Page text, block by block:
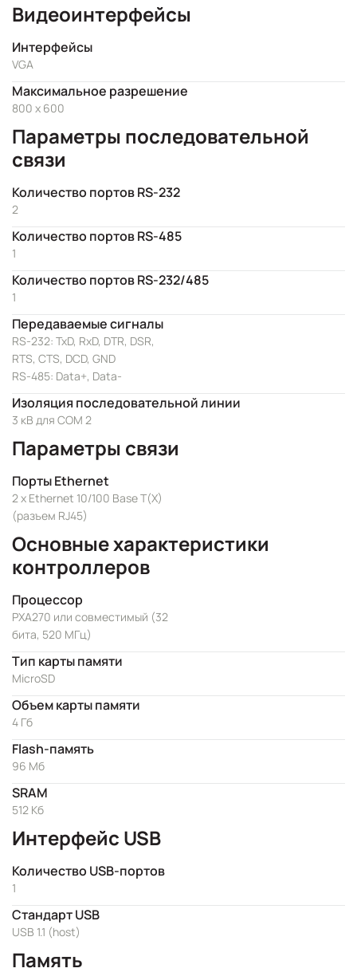
Видеоинтерфейсы
Интерфейсы
VGA
Максимальное разрешение
800 x 600
Параметры последовательной
связи
Количество портов RS-232
2
Количество портов RS-485
1
Количество портов RS-232/485
1
Передаваемые сигналы
RS-232: TxD, RxD, DTR, DSR,
RTS, CTS, DCD, GND
RS-485: Data+, Data-
Изоляция последовательной линии
3 кВ для COM 2
Параметры связи
Порты Ethernet
2 x Ethernet 10/100 Base T(X)
(разъем RJ45)
Основные характеристики
контроллеров
Процессор
PXA270 или совместимый (32
бита, 520 МГц)
Тип карты памяти
MicroSD
Объем карты памяти
4 Гб
Flash-память
96 Мб
SRAM
512 Kб
Интерфейс USB
Количество USB-портов
1
Стандарт USB
USB 1.1 (host)
Память